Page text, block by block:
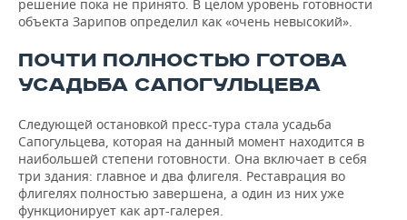
решение пока не принято. В целом уровень готовности
объекта Зарипов определил как «очень невысокий».
ПОЧТИ ПОЛНОСТЬЮ ГОТОВА
УСАДЬБА САПОГУЛЬЦЕВА
Следующей остановкой пресс-тура стала усадьба
Сапогульцева, которая на данный момент находится в
наибольшей степени готовности. Она включает в себя
три здания: главное и два флигеля. Реставрация во
флигелях полностью завершена, а один из них уже
функционирует как арт-галерея.